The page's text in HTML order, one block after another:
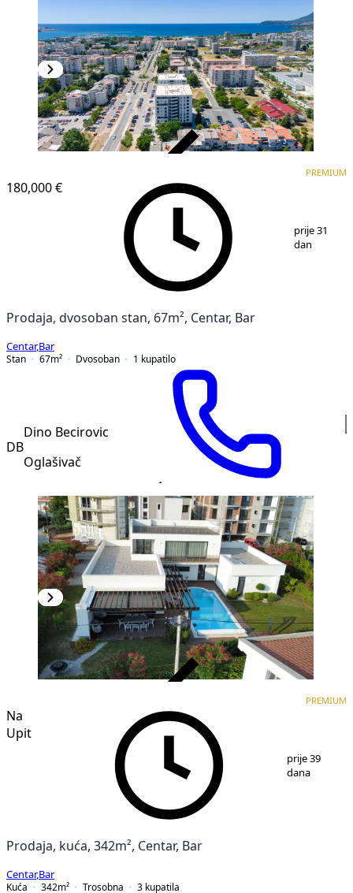
180,000 €
PREMIUM
prije 31
dan
Prodaja, dvosoban stan, 67m², Centar, Bar
Centar,Bar
Stan
67m² Dvosoban 1 kupatilo
DB
Dino Becirovic
Oglašivač
Na
Upit
PREMIUM
prije 39
dana
Prodaja, kuća, 342m², Centar, Bar
Centar,Bar
Kuća
342m² Trosobna 3 kupatila